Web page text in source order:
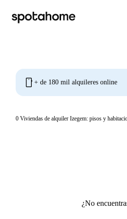
mobile + de 180 mil alquileres online
0 Viviendas de alquiler Izegem: pisos y
¿No